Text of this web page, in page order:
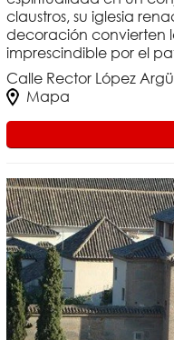
claustros, su iglesia
decoración convierten
imprescindible por el
Calle Rector López
Mapa